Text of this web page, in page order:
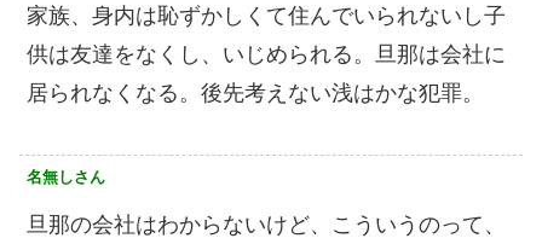
家族、身内は恥ずかしくて住んでいられないし子
供は友達をなくし、いじめられる。旦那は会社に
居られなくなる。後先考えない浅はかな犯罪。
名無しさん
旦那の会社はわからないけど、こういうのって、